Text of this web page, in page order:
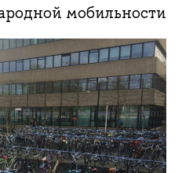
мобильности